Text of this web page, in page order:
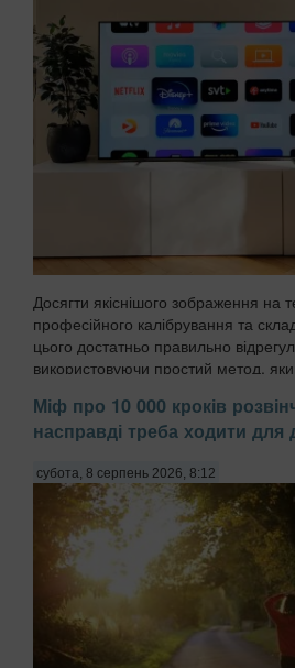
Досягти якіснішого зображення на
професійного калібрування та
цього достатньо правильно
використовуючи простий метод,
Міф про 10 000 кроків
насправді треба ходити для
субота, 8 серпень 2026, 8:12